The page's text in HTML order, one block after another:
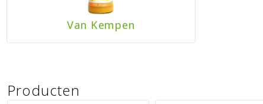
Van Kempen
Producten